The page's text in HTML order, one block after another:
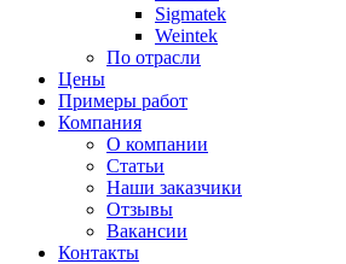
Sigmatek
Weintek
По отрасли
Цены
Примеры работ
Компания
О компании
Статьи
Наши заказчики
Отзывы
Вакансии
Контакты